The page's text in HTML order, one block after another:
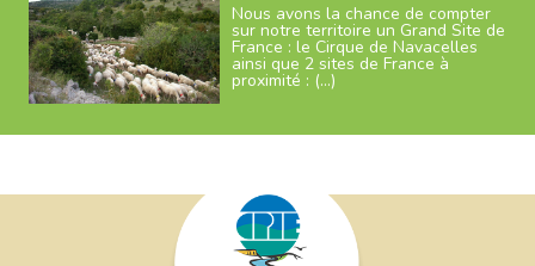
Nous avons la chance de compter
sur notre territoire un Grand Site de
France : le Cirque de Navacelles
ainsi que 2 sites de France à
proximité : (…)